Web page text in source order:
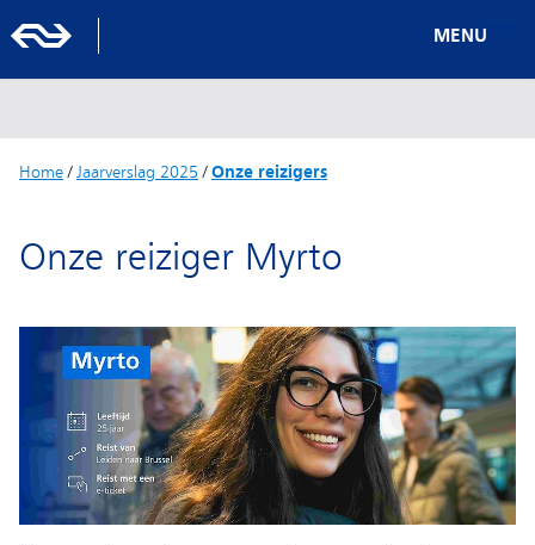
MENU
Home/ Jaarverslag 2025 /Onze reizigers
Onze reiziger Myrto